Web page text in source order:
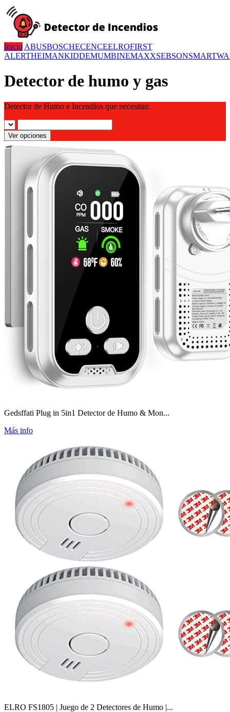
Inicio ABUSBOSCHECENCEELROFIRST
ALERTHEIMANKIDDEMUMBINEMAXXSEBSON
Detector de humo y gas
Detector de Humo e Incendios que necesitas:
Ver opciones
Gedsffati Plug in 5in1 Detector de Humo & Mon...
Más info
ELRO FS1805 | Juego de 2 Detectores de Humo |...